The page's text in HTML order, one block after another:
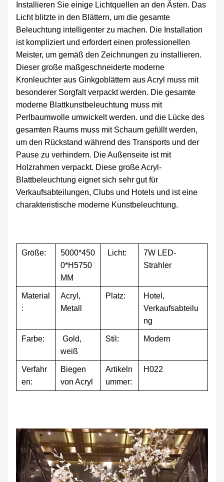
Installieren Sie einige Lichtquellen an den Ästen. Das
Licht blitzte in den Blättern, um die gesamte
Beleuchtung intelligenter zu machen. Die Installation
ist kompliziert und erfordert einen professionellen
Meister, um gemäß den Zeichnungen zu installieren.
Dieser große maßgeschneiderte moderne
Kronleuchter aus Ginkgoblättern aus Acryl muss mit
besonderer Sorgfalt verpackt werden. Die gesamte
moderne Blattkunstbeleuchtung muss mit
Perlbaumwolle umwickelt werden. und die Lücke des
gesamten Raums muss mit Schaum gefüllt werden,
um den Rückstand während des Transports und der
Pause zu verhindern. Die Außenseite ist mit
Holzrahmen verpackt. Diese große Acryl-
Blattbeleuchtung eignet sich sehr gut für
Verkaufsabteilungen, Clubs und Hotels und ist eine
charakteristische moderne Kunstbeleuchtung.
Größe:
5000*450
0*H5750
MM
Licht:
7W LED-
Strahler
Material
:
Acryl,
Metall
Platz:
Hotel,
Verkaufsabteilu
ng
Farbe:
Gold,
weiß
Stil: Modern
Verfahr
en:
Biegen
von Acryl
Artikeln
ummer:
H022